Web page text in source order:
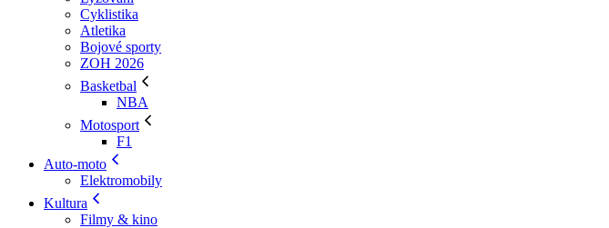
Cyklistika
Atletika
Bojové sporty
ZOH 2026
Basketbal
NBA
Motosport
F1
Auto-moto
Elektromobily
Kultura
Filmy & kino